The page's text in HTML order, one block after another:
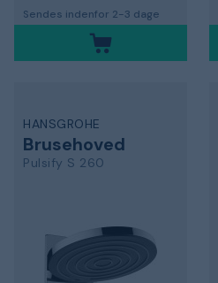
Sendes indenfor 2-3 dage
HANSGROHE
Brusehoved
Pulsify S 260